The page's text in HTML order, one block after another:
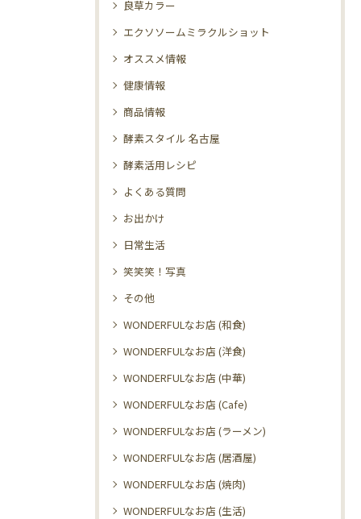
良草カラー
エクソソームミラクルショット
オススメ情報
健康情報
商品情報
酵素スタイル 名古屋
酵素活用レシピ
よくある質問
お出かけ
日常生活
笑笑笑！写真
その他
WONDERFULなお店 (和食)
WONDERFULなお店 (洋食)
WONDERFULなお店 (中華)
WONDERFULなお店 (Cafe)
WONDERFULなお店 (ラーメン)
WONDERFULなお店 (居酒屋)
WONDERFULなお店 (焼肉)
WONDERFULなお店 (生活)